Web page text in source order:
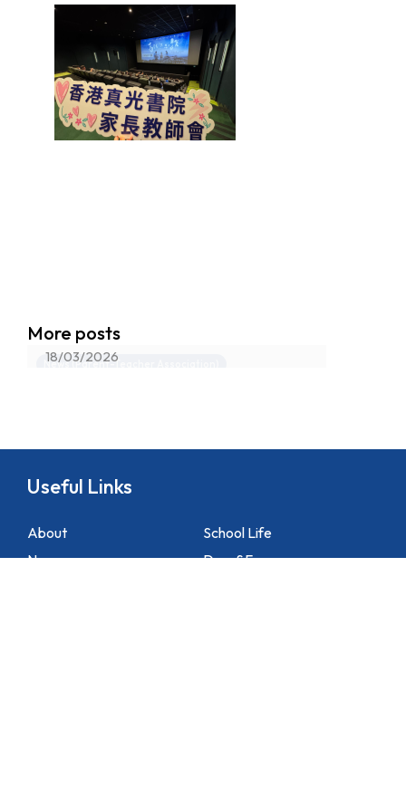
More posts
News (Parent-Teacher Association)
錦囊》
18/03/2026
Useful Links
About
News
School Life
Docs&Forms